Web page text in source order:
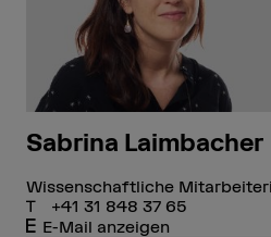
Sabrina Laimbacher
Wissenschaftliche
+41 31 848 37 65
E-Mail anzeigen